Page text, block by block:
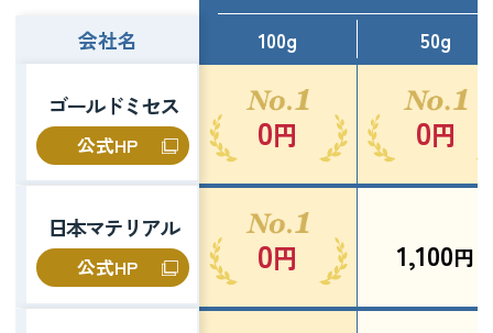
会社名
100g 50g
ゴールドミセス
公式HP 0円 0円
日本マテリアル
公式HP 0円 1,100円